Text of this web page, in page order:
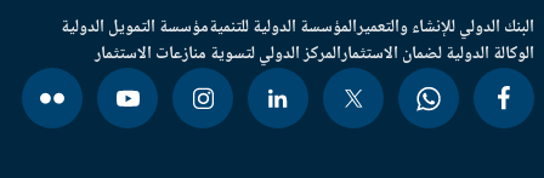
الدولي للإنشاء والتعميرالمؤسسة الدولية للتنميةمؤسسة التمويل الدولية
الدولية لضمان الاستثمارالمركز الدولي لتسوية منازعات الاستثمار